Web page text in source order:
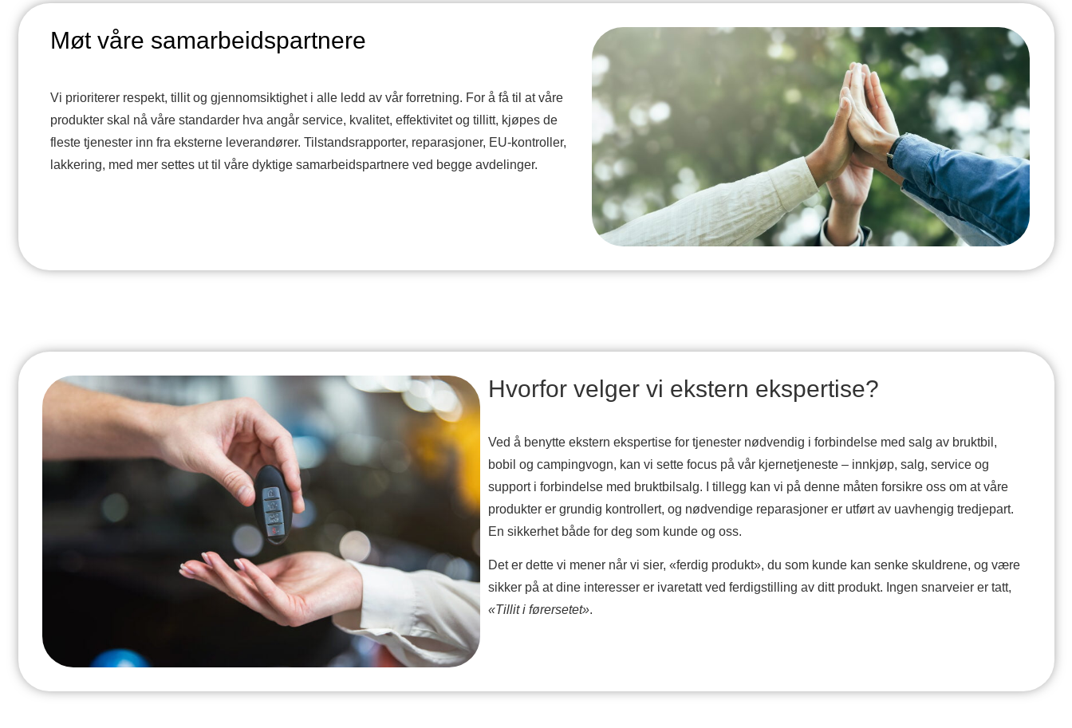
Møt våre samarbeidspartnere
Vi prioriterer respekt, tillit og gjennomsiktighet i alle ledd av vår forretning. For å få til at våre
produkter skal nå våre standarder hva angår service, kvalitet, effektivitet og tillitt, kjøpes de
fleste tjenester inn fra eksterne leverandører. Tilstandsrapporter, reparasjoner, EU-kontroller,
lakkering, med mer settes ut til våre dyktige samarbeidspartnere ved begge avdelinger.
Hvorfor velger vi ekstern ekspertise?
Ved å benytte ekstern ekspertise for tjenester nødvendig i forbindelse med salg av bruktbil,
bobil og campingvogn, kan vi sette focus på vår kjernetjeneste – innkjøp, salg, service og
support i forbindelse med bruktbilsalg. I tillegg kan vi på denne måten forsikre oss om at våre
produkter er grundig kontrollert, og nødvendige reparasjoner er utført av uavhengig tredjepart.
En sikkerhet både for deg som kunde og oss.
Det er dette vi mener når vi sier, «ferdig produkt», du som kunde kan senke skuldrene, og være
sikker på at dine interesser er ivaretatt ved ferdigstilling av ditt produkt. Ingen snarveier er tatt,
«Tillit i førersetet».